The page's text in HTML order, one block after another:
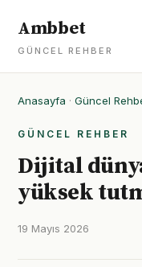
Ambbet
GÜNCEL REHBER
Anasayfa · Güncel
GÜNCEL REHBER
Dijital
yüksek
19 Mayıs 2026